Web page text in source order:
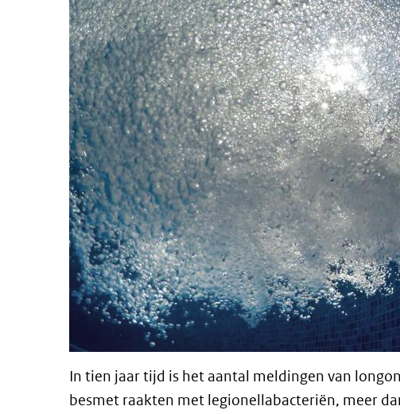
In tien jaar tijd is het aantal meldingen van
besmet raakten met legionellabacteriën, meer